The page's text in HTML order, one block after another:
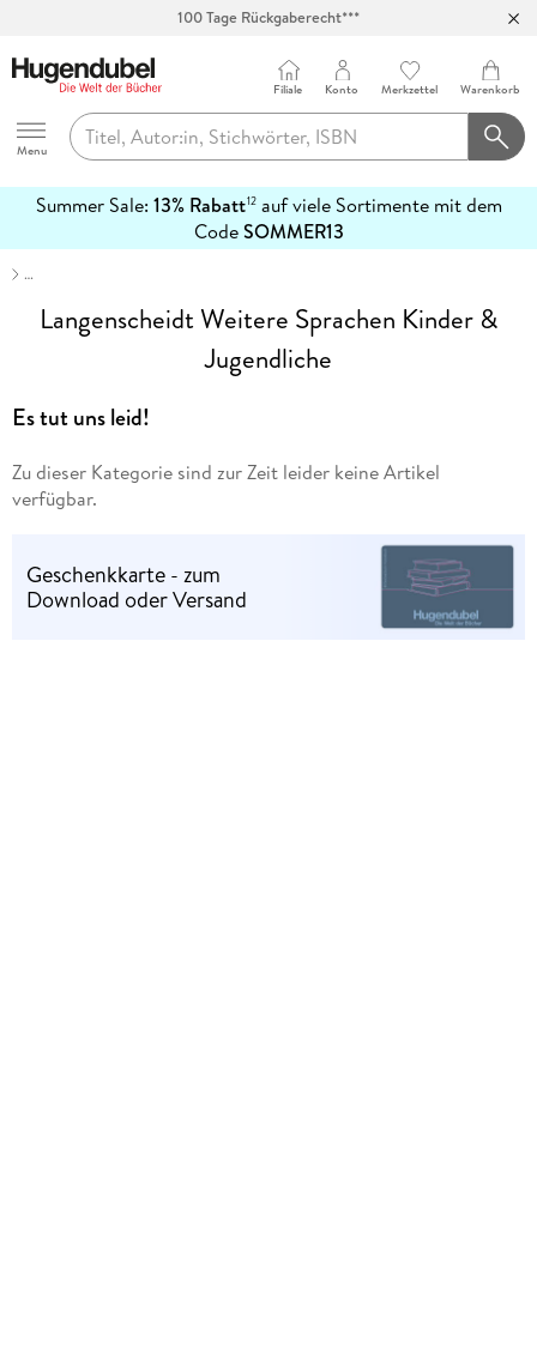
100 Tage Rückgaberecht***
Hugendubel
Menu
Filiale Konto Merkzettel Warenkorb
Summer Sale: 13% Rabatt12auf viele Sortimente mit dem
CodeSOMMER13
erfahren
…
Langenscheidt Weitere Sprachen Kinder &
Jugendliche
Es tut uns leid!
Zu dieser Kategorie sind zur Zeit leider keine Artikel
verfügbar.
Geschenkkarte - zum
Download oder Versand